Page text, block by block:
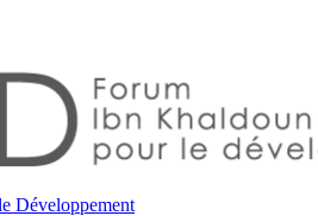
Développement